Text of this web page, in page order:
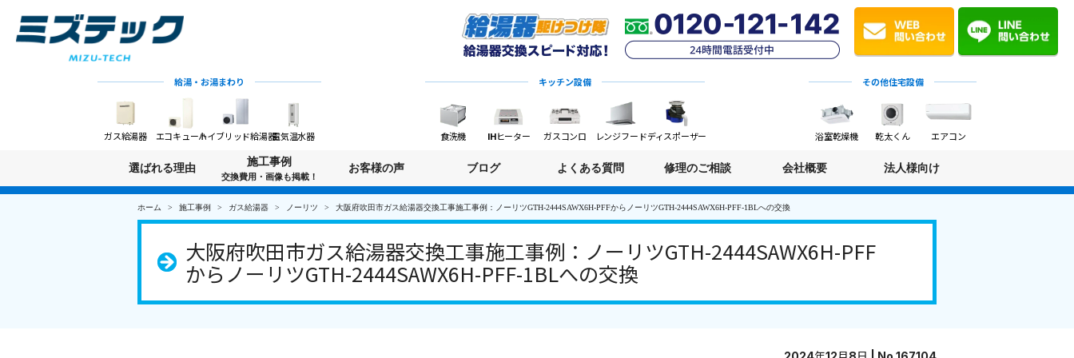
給湯・お湯まわり
ガス給湯器 エコキュートハイブリッド給湯器電気温水器
キッチン設備
食洗機 IHヒーター ガスコンロ レンジフードディスポーザー
その他住宅設備
浴室乾燥機 乾太くん エアコン
選ばれる理由
施工事例
交換費用・画像も掲載！
お客様の声 ブログ よくある質問 修理のご相談 会社概要 法人様向け
ホーム 施工事例 ガス給湯器 ノーリツ 大阪府吹田市ガス給湯器交換工事施工事例：ノーリツGTH-2444SAWX6H-PFFからノーリツGTH-2444SAWX6H-PFF-1BLへの交換
大阪府吹田市ガス給湯器交換工事施工事例：ノーリツGTH-2444SAWX6H-PFF
からノーリツGTH-2444SAWX6H-PFF-1BLへの交換